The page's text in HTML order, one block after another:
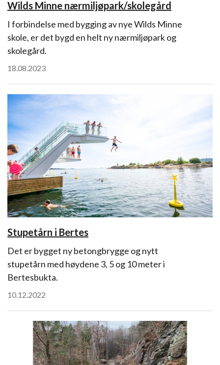
Wilds Minne nærmiljøpark/skolegård
I forbindelse med bygging av nye Wilds Minne
skole, er det bygd en helt ny nærmiljøpark og
skolegård.
18.08.2023
Stupetårn i Bertes
Det er bygget ny betongbrygge og nytt
stupetårn med høydene 3, 5 og 10 meter i
Bertesbukta.
10.12.2022